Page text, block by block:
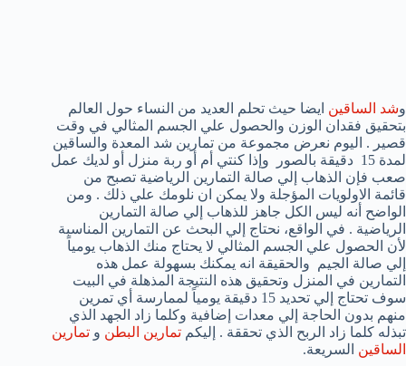
وشد الساقين ايضا حيث تحلم العديد من النساء حول العالم
بتحقيق فقدان الوزن والحصول علي الجسم المثالي في وقت
قصير . اليوم نعرض مجموعة من تمارين شد المعدة والساقين
لمدة 15 دقيقة بالصور وإذا كنتي أم أو ربة منزل أو لديك عمل
صعب فإن الذهاب إلي صالة التمارين الرياضية تصبح من
قائمة الاولويات المؤجلة ولا يمكن ان نلومك علي ذلك . ومن
الواضح أنه ليس الكل جاهز للذهاب إلي صالة التمارين
الرياضية . في الواقع، نحتاج إلي البحث عن التمارين المناسبة
لأن الحصول علي الجسم المثالي لا يحتاج منك الذهاب يومياً
إلي صالة الجيم والحقيقة انه يمكنك بسهولة عمل هذه
التمارين في المنزل وتحقيق هذه النتيجة المذهلة في البيت
سوف تحتاج إلي تحديد 15 دقيقة يومياً لممارسة أي تمرين
منهم بدون الحاجة إلي معدات إضافية وكلما زاد الجهد الذي
تبذله كلما زاد الربح الذي تحققة . إليكم تمارين البطن و تمارين
الساقين السريعة.